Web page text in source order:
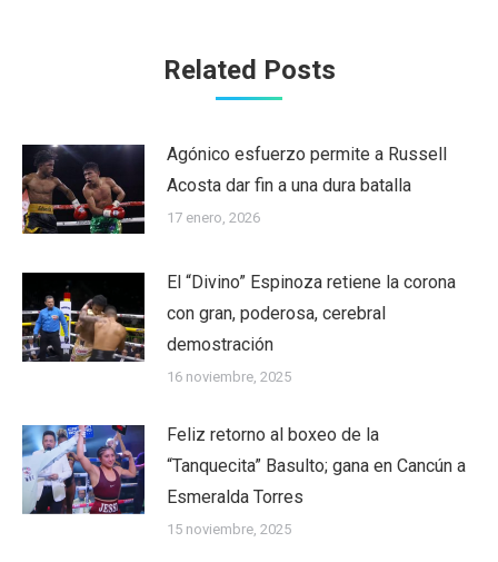
Related Posts
Agónico esfuerzo permite a Russell
Acosta dar fin a una dura batalla
17 enero, 2026
El “Divino” Espinoza retiene la corona
con gran, poderosa, cerebral
demostración
16 noviembre, 2025
Feliz retorno al boxeo de la
“Tanquecita” Basulto; gana en Cancún a
Esmeralda Torres
15 noviembre, 2025